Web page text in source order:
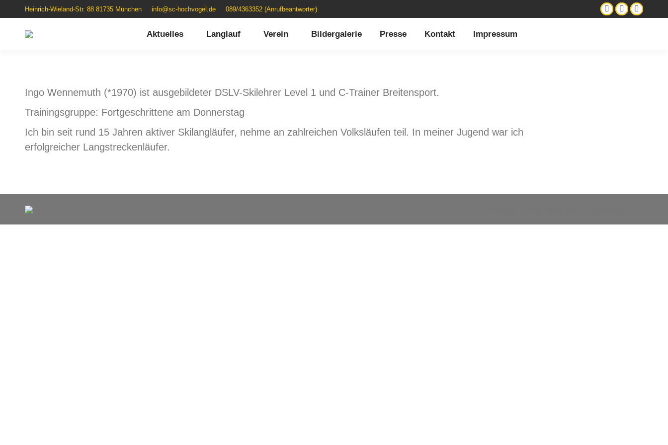
Heinrich-Wieland-Str. 88 81735 München info@sc-hochvogel.de 089/4363352 (Anrufbeantworter)
Aktuelles Langlauf Verein Bildergalerie Presse Kontakt Impressum
Ingo Wennemuth (*1970) ist ausgebildeter DSLV-Skilehrer Level 1 und C-Trainer Breitensport.
Trainingsgruppe: Fortgeschrittene am Donnerstag
Ich bin seit rund 15 Jahren aktiver Skilangläufer, nehme an zahlreichen Volksläufen teil. In meiner Jugend war ich
erfolgreicher Langstreckenläufer.